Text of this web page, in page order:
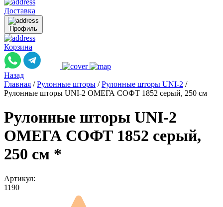
Доставка
Профиль
Корзина
Назад
Главная / Рулонные шторы / Рулонные шторы UNI-2 /
Рулонные шторы UNI-2 ОМЕГА СОФТ 1852 серый, 250 см
Рулонные шторы UNI-2
ОМЕГА СОФТ 1852 серый,
250 см *
Артикул:
1190